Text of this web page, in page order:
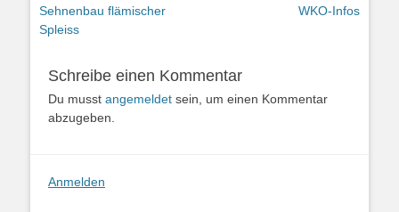
Vorheriger
Beitrag:
Sehnenbau flämischer
Spleiss
WKO-Infos
Schreibe einen Kommentar
Du musst angemeldet sein, um einen Kommentar
abzugeben.
Anmelden